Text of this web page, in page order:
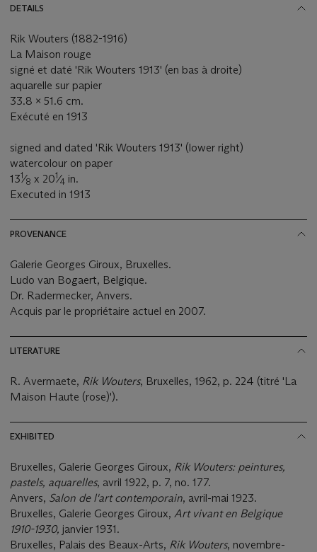
DETAILS
Rik Wouters (1882-1916)
La Maison rouge
signé et daté 'Rik Wouters 1913' (en bas à droite)
aquarelle sur papier
33.8 x 51.6 cm.
Exécuté en 1913
signed and dated 'Rik Wouters 1913' (lower right)
watercolour on paper
131⁄8 x 201⁄4 in.
Executed in 1913
PROVENANCE
Galerie Georges Giroux, Bruxelles.
Ludo van Bogaert, Belgique.
Dr. Radermecker, Anvers.
Acquis par le propriétaire actuel en 2007.
LITERATURE
R. Avermaete, Rik Wouters, Bruxelles, 1962, p. 224 (titré 'La
Maison Haute (rose)').
EXHIBITED
Bruxelles, Galerie Georges Giroux, Rik Wouters: peintures,
pastels, aquarelles, avril 1922, p. 7, no. 177.
Anvers, Salon de l'art contemporain, avril-mai 1923.
Bruxelles, Galerie Georges Giroux, Art vivant en Belgique
1910-1930, janvier 1931.
Bruxelles, Palais des Beaux-Arts, Rik Wouters, novembre-